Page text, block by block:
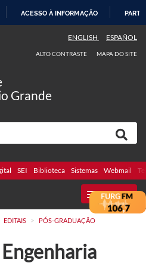
ACESSO À INFORMAÇÃO
ENGLISH ESPAÑOL
ALTO CONTRASTE MAPA DO SITE
Grande
SEI Biblioteca Sistemas Webmail
MENU
EDITAIS > PÓS-GRADUAÇÃO